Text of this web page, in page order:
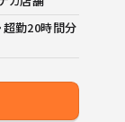
超勤20時間分